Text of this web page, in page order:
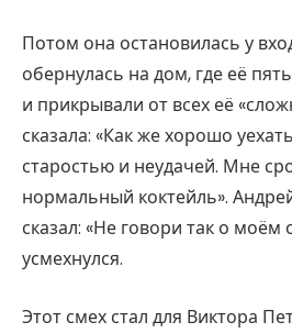
Потом она остановилась у
обернулась на дом, где её
и прикрывали от всех её
сказала: «Как же хорошо
старостью и неудачей. Мне
нормальный коктейль».
сказал: «Не говори так о моём
усмехнулся.
Этот смех стал для Виктора